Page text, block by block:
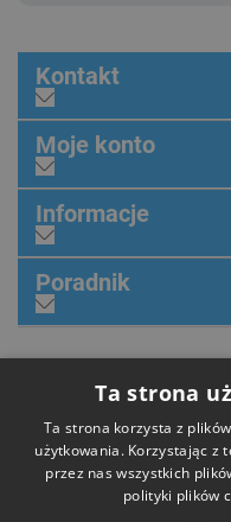
Kontakt
Moje konto
Informacje
Poradnik
Ta strona
Ta strona korzysta z
użytkowania. Korzystając z
przez nas wszystkich
polityki plików